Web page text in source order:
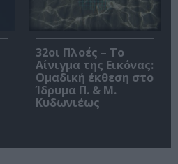
32οι Πλοές – Το
Αίνιγμα της Εικόνας:
Ομαδική έκθεση στο
Ίδρυμα Π. & Μ.
Κυδωνιέως